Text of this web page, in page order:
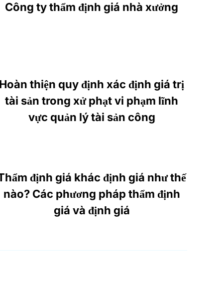
Công ty thẩm định giá nhà xưởng
thiện quy định xác định giá trị
tài sản trong xử phạt vi phạm lĩnh
vực quản lý tài sản công
định giá khác định giá như thế
nào? Các phương pháp thẩm định
giá và định giá